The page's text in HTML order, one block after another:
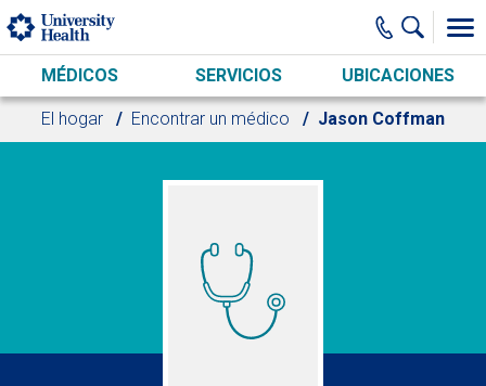
Skip to main content
MÉDICOS SERVICIOS UBICACIONES
El hogar Encontrar un médico Jason Coffman